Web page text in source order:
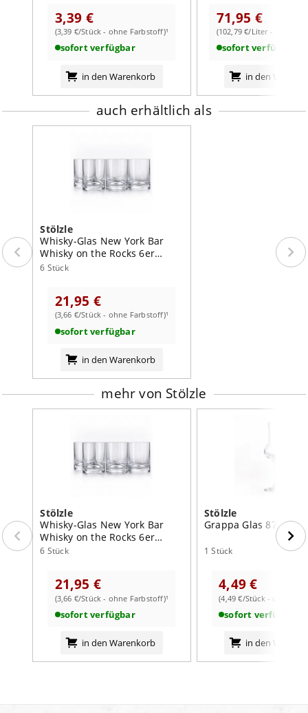
weiterlesen auf der Markenseite von Stölzle
3,39 €
(3,39 €/Stück - ohne Farbstoff)¹
sofort verfügbar
in den Warenkorb
71,95 €
(102,79 €/Liter - ohne
sofort verfügbar
in den
auch erhältlich als
Stölzle
Whisky-Glas New York Bar
Whisky on the Rocks 6er
Vorteilpack
6 Stück
21,95 €
(3,66 €/Stück - ohne Farbstoff)¹
sofort verfügbar
in den Warenkorb
mehr von Stölzle
Stölzle
Whisky-Glas New York Bar
Whisky on the Rocks 6er
Vorteilpack
6 Stück
21,95 €
(3,66 €/Stück - ohne Farbstoff)¹
sofort verfügbar
in den Warenkorb
Stölzle
Grappa Glas 87 ml
1 Stück
4,49 €
(4,49 €/Stück - ohne
sofort verfügbar
in den